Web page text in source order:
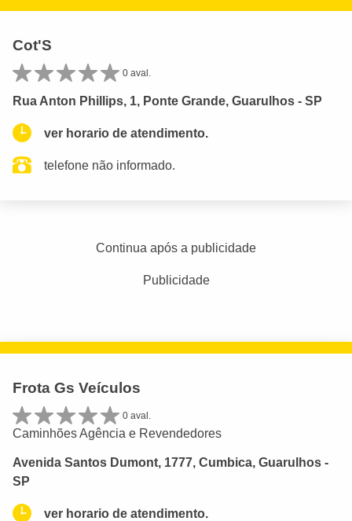
Cot'S
0 aval.
Rua Anton Phillips, 1, Ponte Grande, Guarulhos - SP
ver horario de atendimento.
telefone não informado.
Continua após a publicidade
Publicidade
Frota Gs Veículos
0 aval.
Caminhões Agência e Revendedores
Avenida Santos Dumont, 1777, Cumbica, Guarulhos -
SP
ver horario de atendimento.